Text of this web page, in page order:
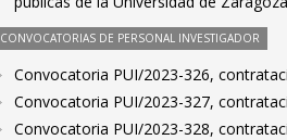
CONVOCATORIAS DE PERSONAL INVESTIGADOR
Convocatoria PUI/2023-326,
Convocatoria PUI/2023-327,
Convocatoria PUI/2023-328,